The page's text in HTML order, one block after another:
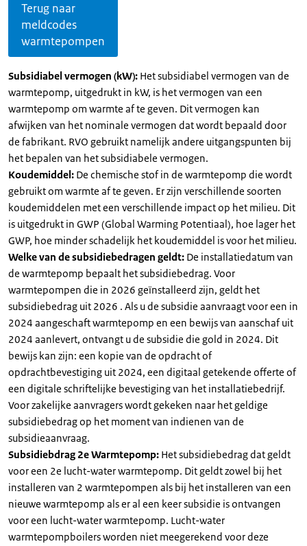
Terug naar
meldcodes
warmtepompen
Subsidiabel vermogen (kW): Het subsidiabel vermogen van de
warmtepomp, uitgedrukt in kW, is het vermogen van een
warmtepomp om warmte af te geven. Dit vermogen kan
afwijken van het nominale vermogen dat wordt bepaald door
de fabrikant. RVO gebruikt namelijk andere uitgangspunten bij
het bepalen van het subsidiabele vermogen.
Koudemiddel: De chemische stof in de warmtepomp die wordt
gebruikt om warmte af te geven. Er zijn verschillende soorten
koudemiddelen met een verschillende impact op het milieu. Dit
is uitgedrukt in GWP (Global Warming Potentiaal), hoe lager het
GWP, hoe minder schadelijk het koudemiddel is voor het milieu.
Welke van de subsidiebedragen geldt: De installatiedatum van
de warmtepomp bepaalt het subsidiebedrag. Voor
warmtepompen die in 2026 geïnstalleerd zijn, geldt het
subsidiebedrag uit 2026 . Als u de subsidie aanvraagt voor een in
2024 aangeschaft warmtepomp en een bewijs van aanschaf uit
2024 aanlevert, ontvangt u de subsidie die gold in 2024. Dit
bewijs kan zijn: een kopie van de opdracht of
opdrachtbevestiging uit 2024, een digitaal getekende offerte of
een digitale schriftelijke bevestiging van het installatiebedrijf.
Voor zakelijke aanvragers wordt gekeken naar het geldige
subsidiebedrag op het moment van indienen van de
subsidieaanvraag.
Subsidiebdrag 2e Warmtepomp: Het subsidiebedrag dat geldt
voor een 2e lucht-water warmtepomp. Dit geldt zowel bij het
installeren van 2 warmtepompen als bij het installeren van een
nieuwe warmtepomp als er al een keer subsidie is ontvangen
voor een lucht-water warmtepomp. Lucht-water
warmtepompboilers worden niet meegerekend voor deze